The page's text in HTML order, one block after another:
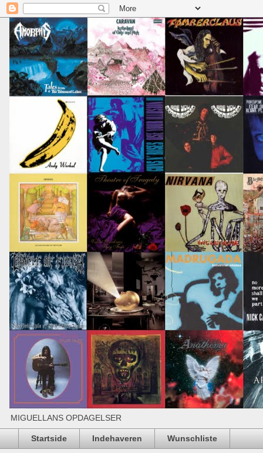
MIGUELLANS OPDAGELSER
Startside Indehaveren Wunschliste